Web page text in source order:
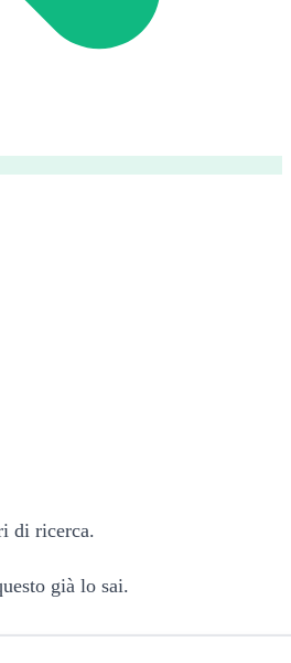
di ricerca.
già lo sai.